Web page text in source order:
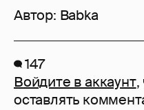
Автор: Babka
147
Войдите в аккаунт,
оставлять